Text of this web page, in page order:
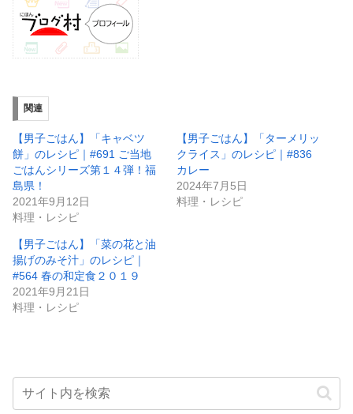
関連
【男子ごはん】「キャベツ
餅」のレシピ｜#691 ご当地
ごはんシリーズ第１４弾！福
島県！
2021年9月12日
料理・レシピ
【男子ごはん】「ターメリッ
クライス」のレシピ｜#836
カレー
2024年7月5日
料理・レシピ
【男子ごはん】「菜の花と油
揚げのみそ汁」のレシピ｜
#564 春の和定食２０１９
2021年9月21日
料理・レシピ